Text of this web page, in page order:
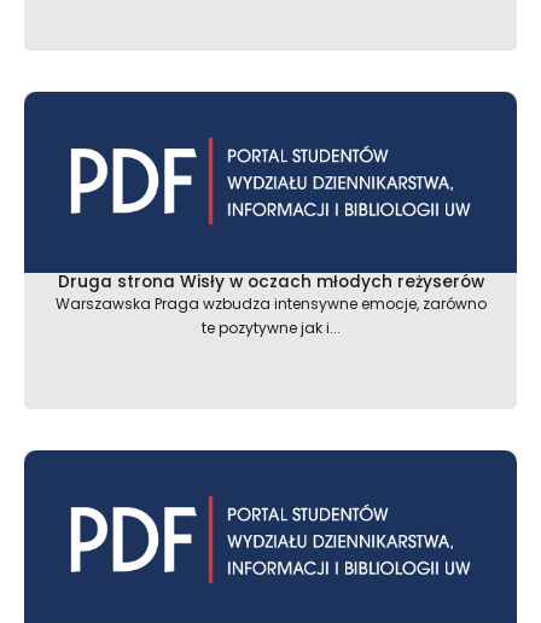
Druga strona Wisły w oczach młodych reżyserów
Warszawska Praga wzbudza intensywne emocje, zarówno
te pozytywne jak i...